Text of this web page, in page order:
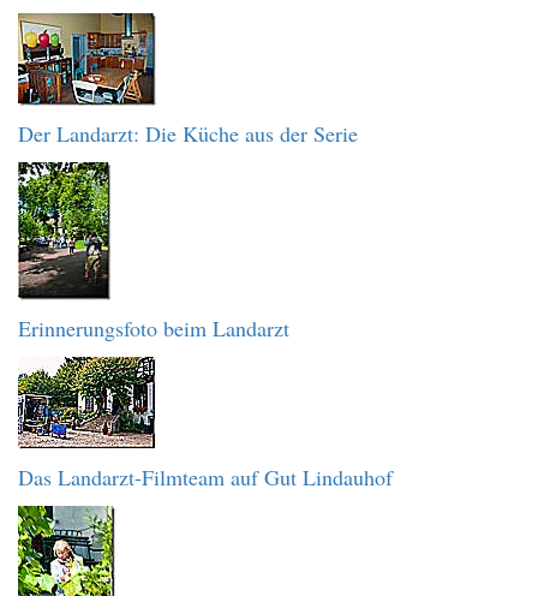
Der Landarzt: Die Küche aus der Serie
Erinnerungsfoto beim Landarzt
Das Landarzt-Filmteam auf Gut Lindauhof